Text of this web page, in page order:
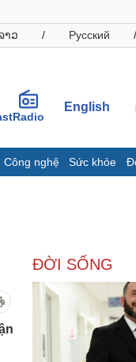
າວ / Русский /
Radio
English
Công nghệ Sức khỏe
nghiệp
tin doanh nghiệp
ĐỜI SỐNG